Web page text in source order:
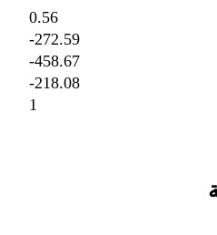
0.56
‎-272.59
‎-458.67
‎-218.08
1